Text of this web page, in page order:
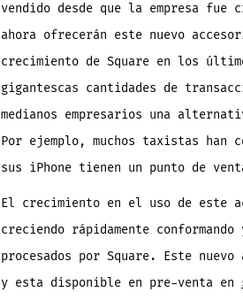
vendido desde que la empresa fue
ahora ofrecerán este nuevo
crecimiento de Square en los
gigantescas cantidades de
medianos empresarios una
Por ejemplo, muchos taxistas han
sus iPhone tienen un punto de
El crecimiento en el uso de este
creciendo rápidamente
procesados por Square. Este
y esta disponible en pre-venta en